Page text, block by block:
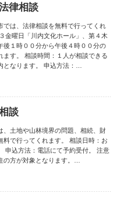
律相談
では、法律相談を無料で行ってくれ
金曜日「川内文化ホール」、第４木
後１時００分から午後４時００分の
ます。 相談時間：１人が相談できる
となります。 申込方法：…
談
、土地や山林境界の問題、相続、財
料で行ってくれます。 相談日時：お
申込方法：電話にて予約受付。 注意
の方が対象となります。…